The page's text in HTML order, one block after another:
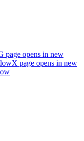
page opens in new
X page opens in new